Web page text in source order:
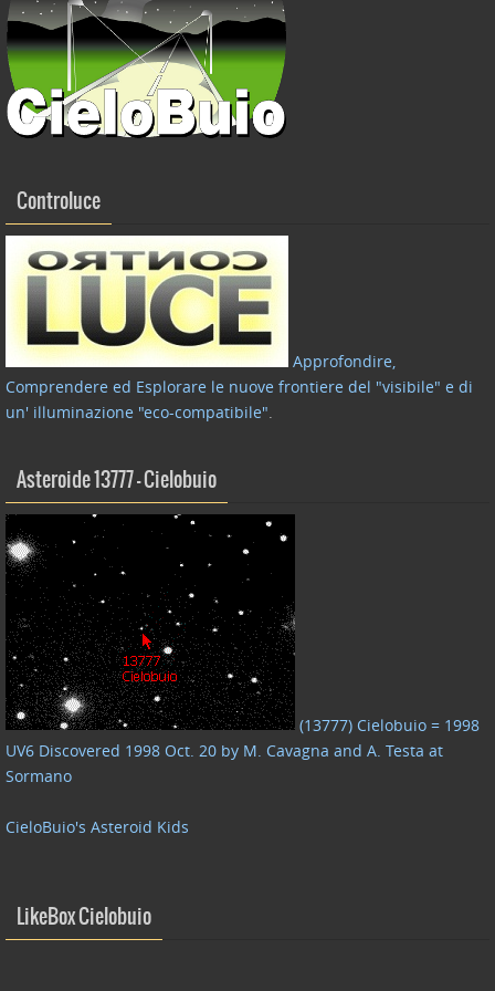
Controluce
Approfondire,
Comprendere ed Esplorare le nuove frontiere del "visibile" e di
un' illuminazione "eco-compatibile"
Asteroide 13777 – Cielobuio
(13777) Cielobuio = 1998
UV6 Discovered 1998 Oct. 20 by M. Cavagna and A. Testa at
Sormano
CieloBuio's Asteroid Kids
LikeBox Cielobuio